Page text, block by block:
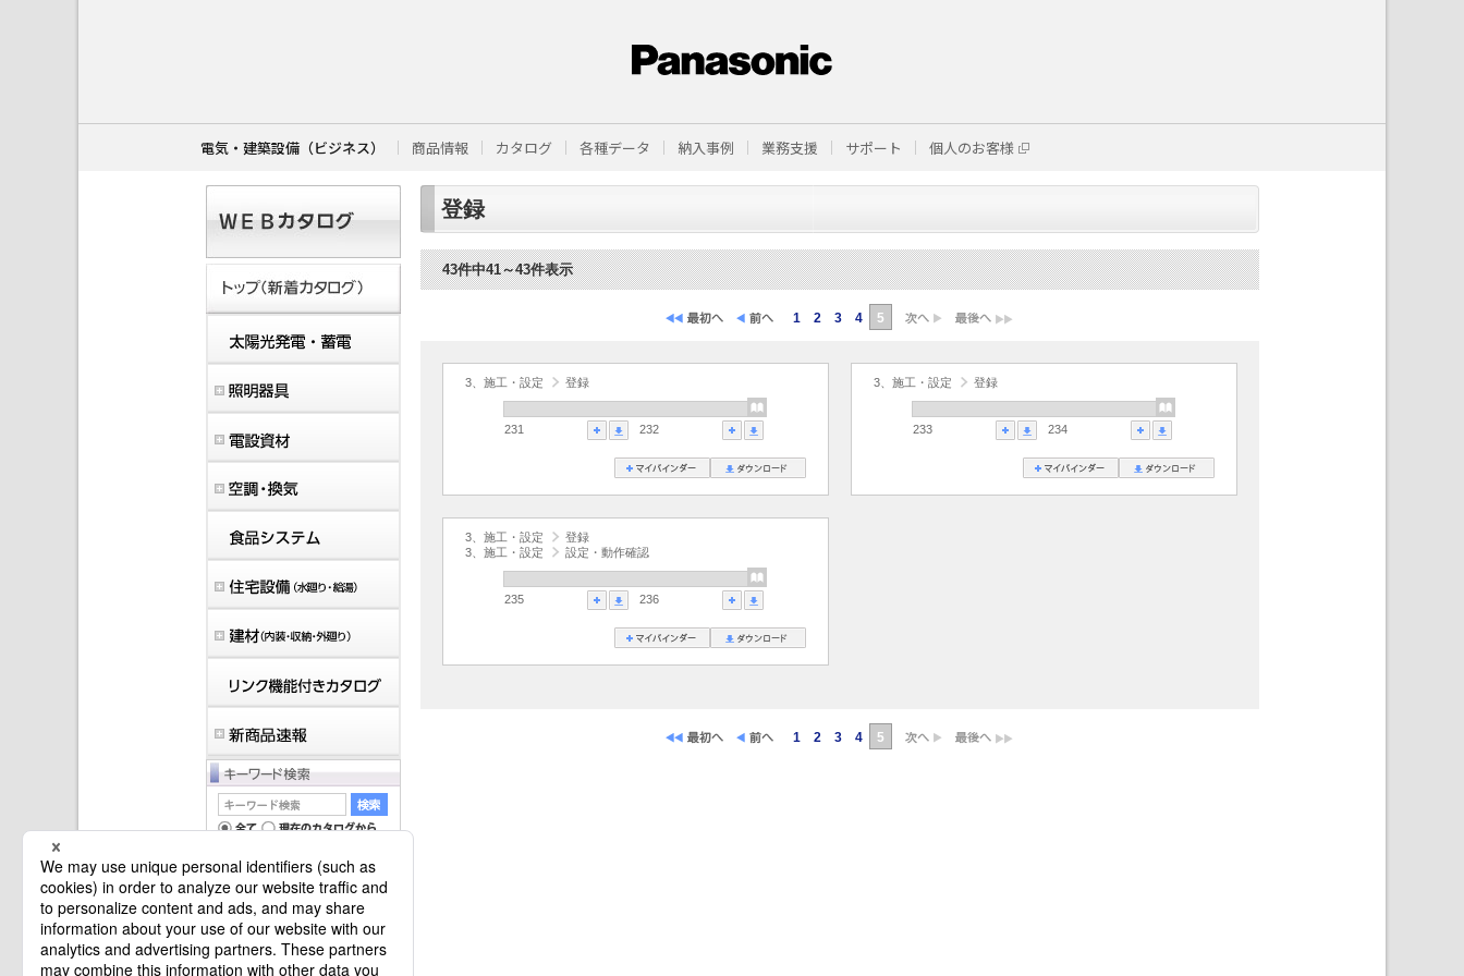
電気・建築設備（ビジネス） 商品情報 カタログ 各種データ 納入事例 業務支援 サポート 個人のお客様
登録
43件中41～43件表示
1 2 3 4 5
3、施工・設定 登録
231 232
3、施工・設定 登録
233 234
3、施工・設定
登録
3、施工・設定
設定・動作確認
235 236
1 2 3 4 5
マイバインダーは空です。